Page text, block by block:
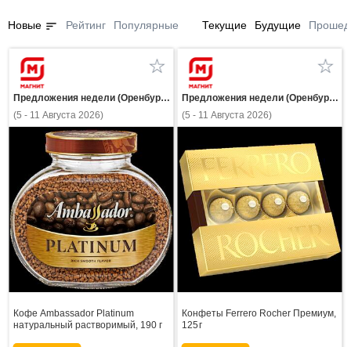
Новые sort Рейтинг Популярные Текущие Будущие
Предложения недели (Оренбургская область)
(5 - 11 Августа 2026)
Кофе Ambassador Platinum
натуральный растворимый, 190 г
Предложения недели (Оренбургская область)
(5 - 11 Августа 2026)
Конфеты Ferrero Rocher Премиум,
125 г